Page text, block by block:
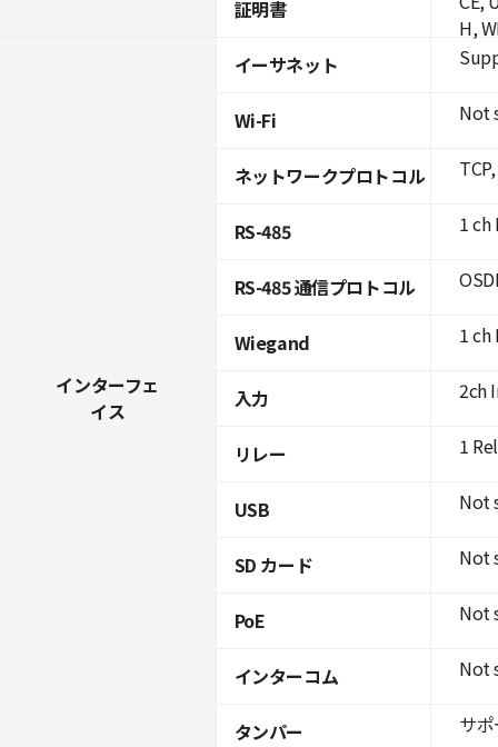
証明書
インターフェ
イス
イーサネット
Wi-Fi
ネットワークプロトコル
RS-485
RS-485 通信プロトコル
Wiegand
入力
リレー
USB
SD カード
PoE
インターコム
タンパー
H,
Not
1 ch
1
2ch
1
Not
Not
Not
Not
サ